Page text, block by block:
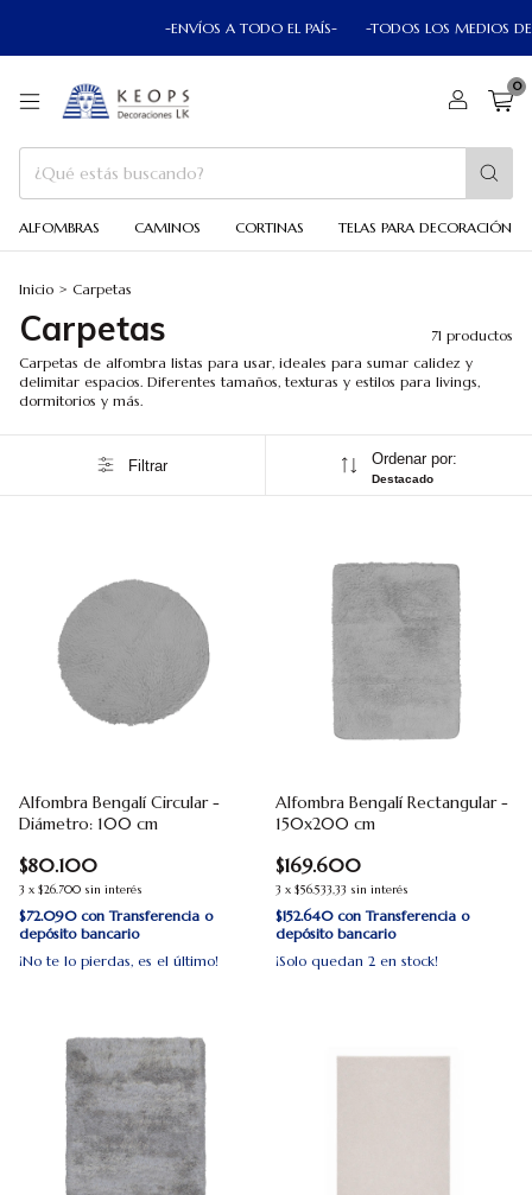
-ENVÍOS A TODO EL PAÍS- -TODOS LOS MEDIOS DE PAGO-
0
ALFOMBRAS CAMINOS CORTINAS TELAS PARA DECORACIÓN
Inicio > Carpetas
Carpetas
71 productos
Carpetas de alfombra listas para usar, ideales para sumar calidez y
delimitar espacios. Diferentes tamaños, texturas y estilos para livings,
dormitorios y más.
Filtrar Ordenar por:
Destacado
Alfombra Bengalí Circular -
Diámetro: 100 cm
$80.100
3 x $26.700 sin interés
$72.090 con Transferencia o
depósito bancario
¡No te lo pierdas, es el último!
Alfombra Bengalí Rectangular -
150x200 cm
$169.600
3 x $56.533,33 sin interés
$152.640 con Transferencia o
depósito bancario
¡Solo quedan 2 en stock!